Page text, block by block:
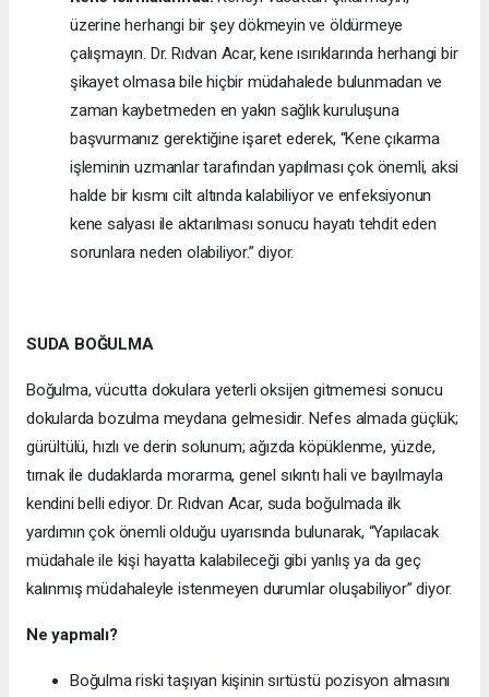
üzerine herhangi bir şey dökmeyin ve öldürmeye
çalışmayın. Dr. Rıdvan Acar, kene ısırıklarında herhangi bir
şikayet olmasa bile hiçbir müdahalede bulunmadan ve
zaman kaybetmeden en yakın sağlık kuruluşuna
başvurmanız gerektiğine işaret ederek, “Kene çıkarma
işleminin uzmanlar tarafından yapılması çok önemli, aksi
halde bir kısmı cilt altında kalabiliyor ve enfeksiyonun
kene salyası ile aktarılması sonucu hayatı tehdit eden
sorunlara neden olabiliyor.” diyor.
SUDA BOĞULMA
Boğulma, vücutta dokulara yeterli oksijen gitmemesi sonucu
dokularda bozulma meydana gelmesidir. Nefes almada güçlük;
gürültülü, hızlı ve derin solunum; ağızda köpüklenme, yüzde,
tırnak ile dudaklarda morarma, genel sıkıntı hali ve bayılmayla
kendini belli ediyor. Dr. Rıdvan Acar, suda boğulmada ilk
yardımın çok önemli olduğu uyarısında bulunarak, “Yapılacak
müdahale ile kişi hayatta kalabileceği gibi yanlış ya da geç
kalınmış müdahaleyle istenmeyen durumlar oluşabiliyor” diyor.
Ne yapmalı?
Boğulma riski taşıyan kişinin sırtüstü pozisyon almasını